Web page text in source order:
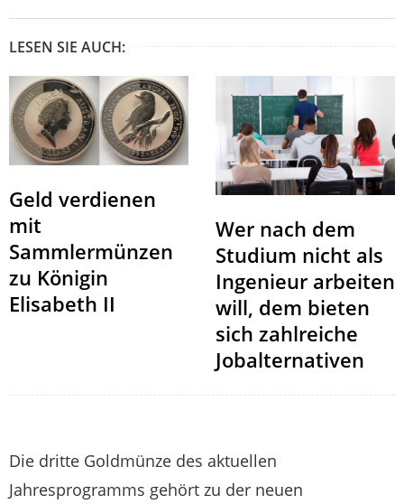
LESEN SIE AUCH:
Geld verdienen
mit
Sammlermünzen
zu Königin
Elisabeth II
Wer nach dem
Studium nicht als
Ingenieur arbeiten
will, dem bieten
sich zahlreiche
Jobalternativen
Die dritte Goldmünze des aktuellen
Jahresprogramms gehört zu der neuen